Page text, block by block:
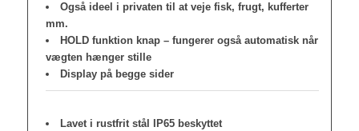
Også ideel i privaten til at veje fisk, frugt, kufferter
mm.
HOLD funktion knap – fungerer også automatisk når
vægten hænger stille
Display på begge sider
Lavet i rustfrit stål IP65 beskyttet